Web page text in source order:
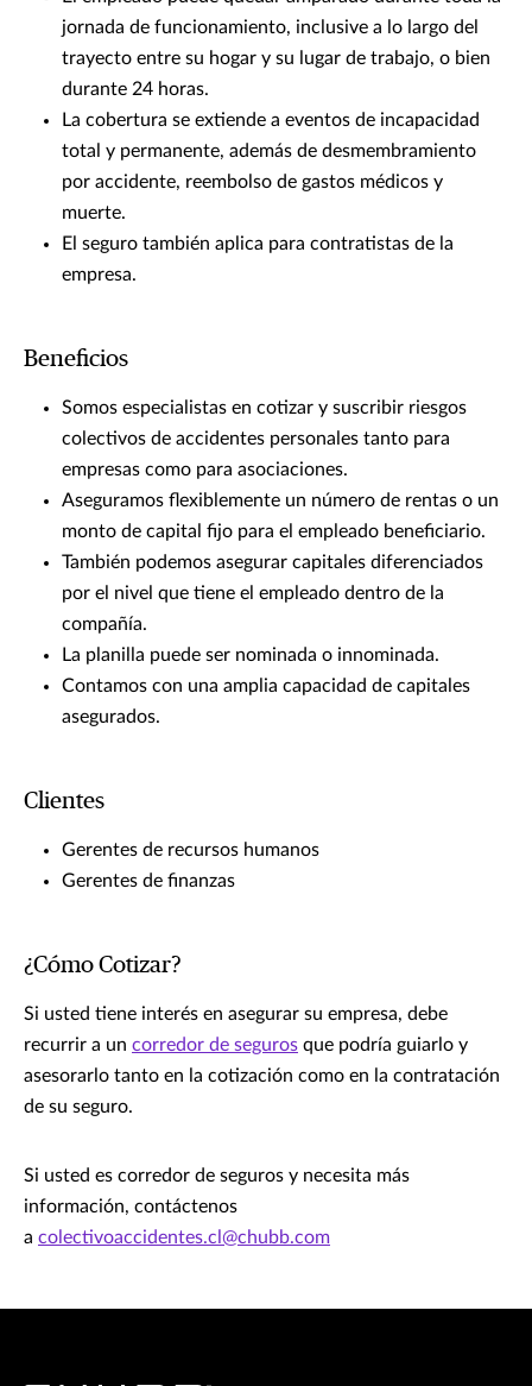
jornada de funcionamiento, inclusive a lo largo del
trayecto entre su hogar y su lugar de trabajo, o bien
durante 24 horas.
La cobertura se extiende a eventos de incapacidad
total y permanente, además de desmembramiento
por accidente, reembolso de gastos médicos y
muerte.
El seguro también aplica para contratistas de la
empresa.
Beneficios
Somos especialistas en cotizar y suscribir riesgos
colectivos de accidentes personales tanto para
empresas como para asociaciones.
Aseguramos flexiblemente un número de rentas o un
monto de capital fijo para el empleado beneficiario.
También podemos asegurar capitales diferenciados
por el nivel que tiene el empleado dentro de la
compañía.
La planilla puede ser nominada o innominada.
Contamos con una amplia capacidad de capitales
asegurados.
Clientes
Gerentes de recursos humanos
Gerentes de finanzas
¿Cómo Cotizar?
Si usted tiene interés en asegurar su empresa, debe
recurrir a un corredor de seguros que podría guiarlo y
asesorarlo tanto en la cotización como en la contratación
de su seguro.
Si usted es corredor de seguros y necesita más
información, contáctenos
a colectivoaccidentes.cl@chubb.com